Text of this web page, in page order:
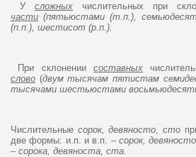
У сложных числительных при
части (пятьюстами (т.п.),
(п.п.), шестисот (р.п.).
При склонении составных
слово(двум тысячам пятистам
тысячами шестьюстами
Числительные сорок, девяносто, сто
две формы: и.п. и в.п. – сорок,
– сорока, девяноста, ста.